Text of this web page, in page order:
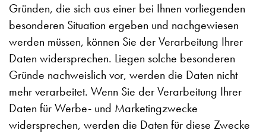
Gründen, die sich aus einer bei Ihnen vorliegenden
besonderen Situation ergeben und nachgewiesen
werden müssen, können Sie der Verarbeitung Ihrer
Daten widersprechen. Liegen solche besonderen
Gründe nachweislich vor, werden die Daten nicht
mehr verarbeitet. Wenn Sie der Verarbeitung Ihrer
Daten für Werbe- und Marketingzwecke
widersprechen, werden die Daten für diese Zwecke